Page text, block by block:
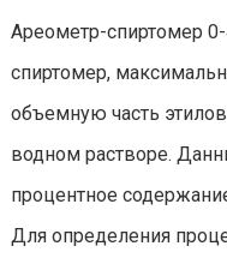
Ареометр-спиртомер
спиртомер,
объемную часть
водном растворе.
процентное
Для определения